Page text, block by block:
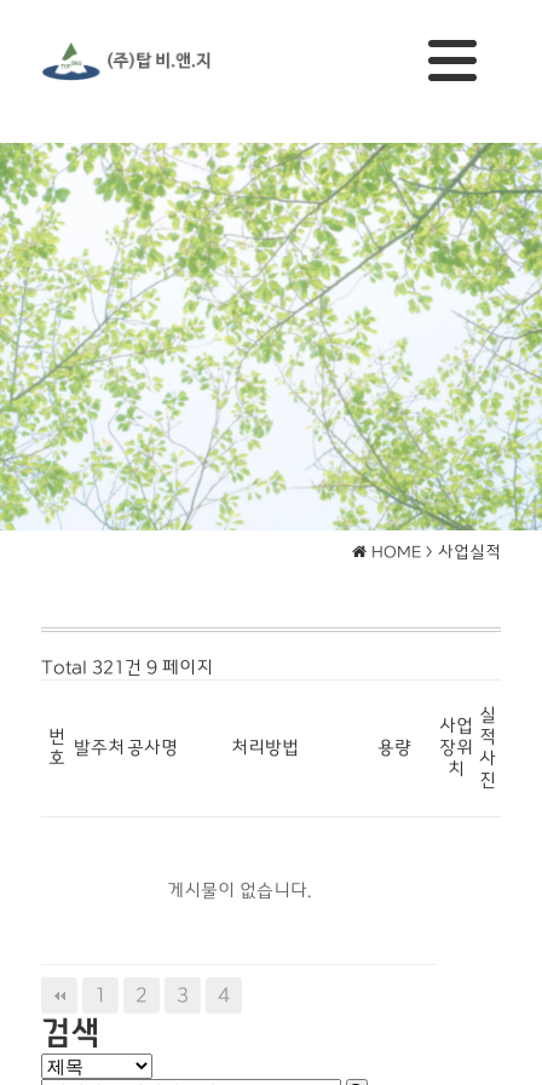
HOME > 사업실적
Total 321건 9 페이지
번
호
발주처 공사명 처리방법 용량
사업
장위
치
실
적
사
진
게시물이 없습니다.
1 2 3 4
검색